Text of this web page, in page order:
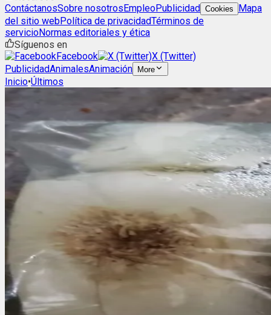
ContáctanosSobre nosotrosEmpleoPublicidad Cookies
Mapa
del sitio webPolítica de privacidadTérminos de
servicioNormas editoriales y ética
Síguenos en
Facebook
X (Twitter)
PublicidadAnimalesAnimación More
Inicio•Últimos